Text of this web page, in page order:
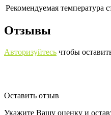
Рекомендуемая температура
Отзывы
Авторизуйтесь чтобы
Оставить отзыв
Укажите Вашу оценку и